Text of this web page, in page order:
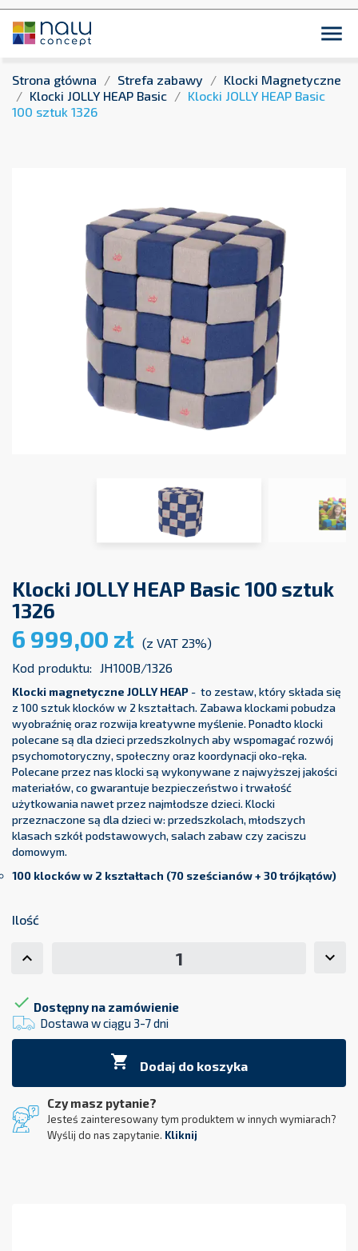

Strona główna Strefa zabawy
Klocki Magnetyczne
Klocki JOLLY HEAP Basic
Klocki JOLLY HEAP Basic
100 sztuk 1326
Klocki JOLLY HEAP Basic 100 sztuk
1326
6 999,00 zł (z VAT 23%)
Kod produktu:
JH100B/1326
Klocki magnetyczne JOLLY HEAP - to zestaw, który składa się
z 100 sztuk klocków w 2 kształtach. Zabawa klockami pobudza
wyobraźnię oraz rozwija kreatywne myślenie. Ponadto klocki
polecane są dla dzieci przedszkolnych aby wspomagać rozwój
psychomotoryczny, społeczny oraz koordynacji oko-ręka.
Polecane przez nas klocki są wykonywane z najwyższej jakości
materiałów, co gwarantuje bezpieczeństwo i trwałość
użytkowania nawet przez najmłodsze dzieci. Klocki
przeznaczone są dla dzieci w: przedszkolach, młodszych
klasach szkół podstawowych, salach zabaw czy zaciszu
domowym.
100 klocków w 2 kształtach (70 sześcianów + 30 trójkątów)
Ilość
 Dostępny na zamówienie
Dostawa w ciągu 3-7 dni
 Dodaj do koszyka
Czy masz pytanie?
Jesteś zainteresowany tym produktem w innych wymiarach?
Wyślij do nas zapytanie. Kliknij